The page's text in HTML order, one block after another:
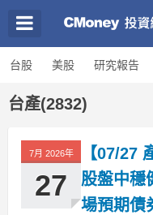
台股 美股 研究報告
台產(2832)
7月 2026年
27
【07/27
股盤中穩
場預期債